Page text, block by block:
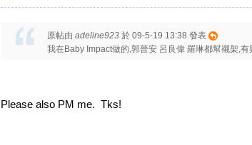
原帖由 adeline923 於 09-5-19 13:38 發表
我在Baby Impact做的,郭晉安 呂良偉 羅琳都幫襯架,
Please also PM me. Tks!